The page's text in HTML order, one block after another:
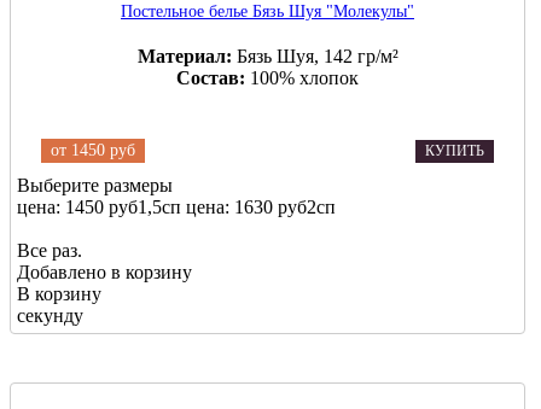
Постельное белье Бязь Шуя "Молекулы"
Материал: Бязь Шуя, 142 гр/м²
Состав: 100% хлопок
от 1450 руб КУПИТЬ
Выберите размеры
цена: 1450 руб1,5сп цена: 1630 руб2сп
Все раз.
Добавлено в корзину
В корзину
секунду